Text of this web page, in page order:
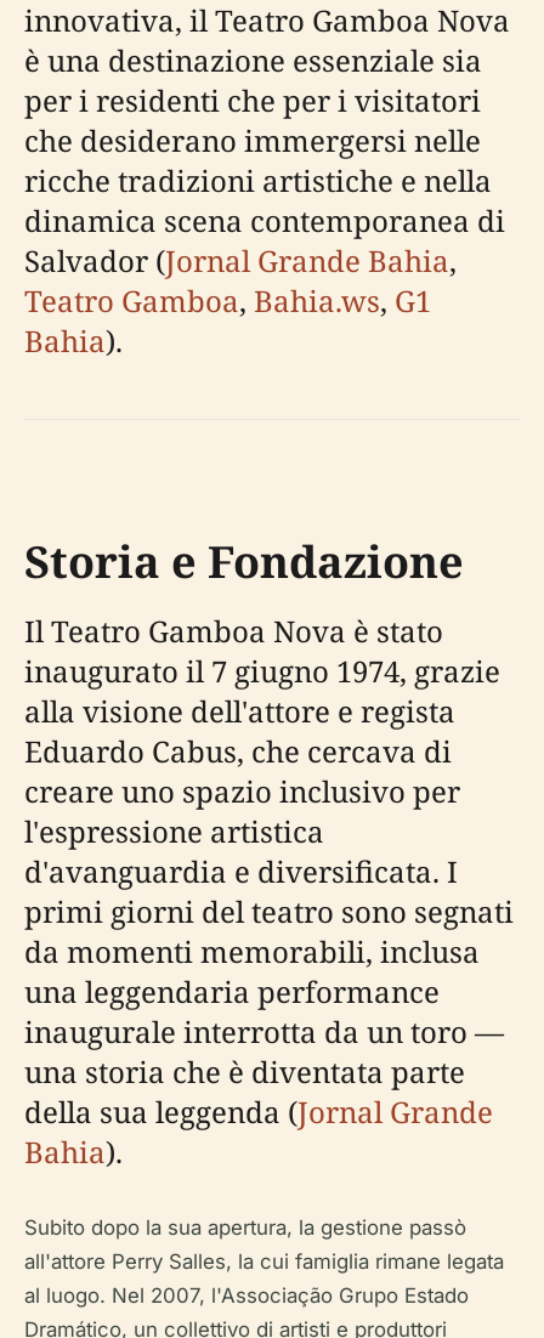
innovativa, il Teatro Gamboa Nova
è una destinazione essenziale sia
per i residenti che per i visitatori
che desiderano immergersi nelle
ricche tradizioni artistiche e nella
dinamica scena contemporanea di
Salvador (Jornal Grande Bahia,
Teatro Gamboa, Bahia.ws, G1
Bahia).
Storia e Fondazione
Il Teatro Gamboa Nova è stato
inaugurato il 7 giugno 1974, grazie
alla visione dell'attore e regista
Eduardo Cabus, che cercava di
creare uno spazio inclusivo per
l'espressione artistica
d'avanguardia e diversificata. I
primi giorni del teatro sono segnati
da momenti memorabili, inclusa
una leggendaria performance
inaugurale interrotta da un toro —
una storia che è diventata parte
della sua leggenda (Jornal Grande
Bahia).
Subito dopo la sua apertura, la gestione passò
all'attore Perry Salles, la cui famiglia rimane legata
al luogo. Nel 2007, l'Associação Grupo Estado
Dramático, un collettivo di artisti e produttori